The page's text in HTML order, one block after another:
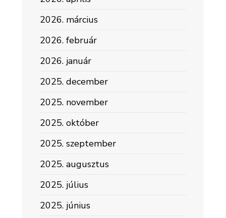
2026. március
2026. február
2026. január
2025. december
2025. november
2025. október
2025. szeptember
2025. augusztus
2025. július
2025. június